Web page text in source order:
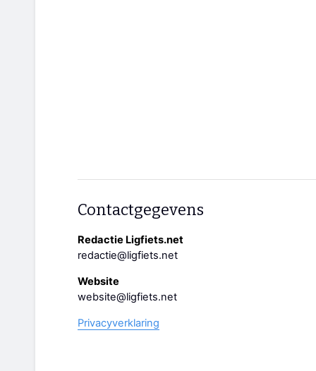
Contactgegevens
Redactie Ligfiets.net
redactie@ligfiets.net
Website
website@ligfiets.net
Privacyverklaring